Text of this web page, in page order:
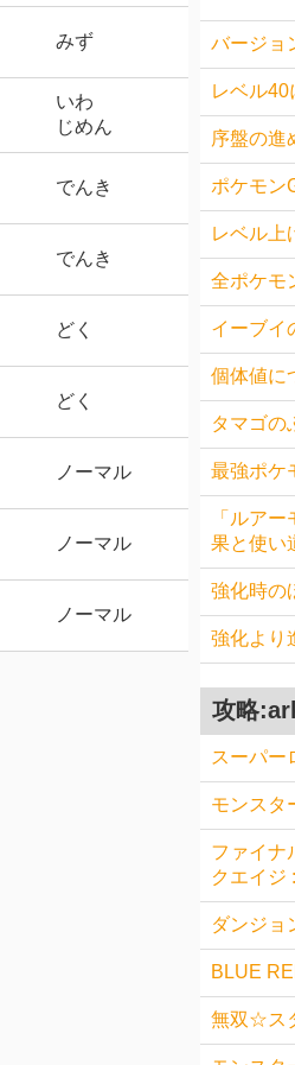
みず
いわ
じめん
でんき
でんき
どく
どく
ノーマル
ノーマル
ノーマル
バージョ
レベル40
序盤の進
ポケモン
レベル上
全ポケモ
イーブイ
個体値に
タマゴの
最強ポケ
「ルア
果と使い
強化時の
強化より
攻略
スーパー
モンスタ
ファイナ
クエイジ
ダンジョ
BLUE
無双☆ス